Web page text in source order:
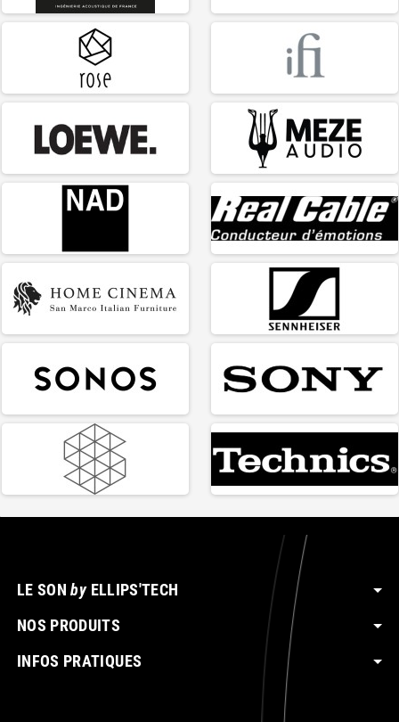
LE SONbyELLIPS'TECH
NOS PRODUITS
INFOS PRATIQUES